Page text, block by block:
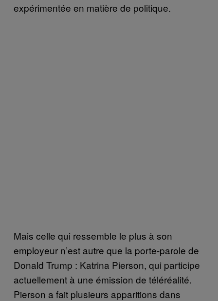
expérimentée en matière de politique.
Mais celle qui ressemble le plus à son
employeur n’est autre que la porte-parole de
Donald Trump : Katrina Pierson, qui participe
actuellement à une émission de téléréalité.
Pierson a fait plusieurs apparitions dans